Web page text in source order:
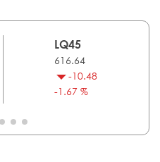
LQ45
616.64
-10.48
-1.67 %